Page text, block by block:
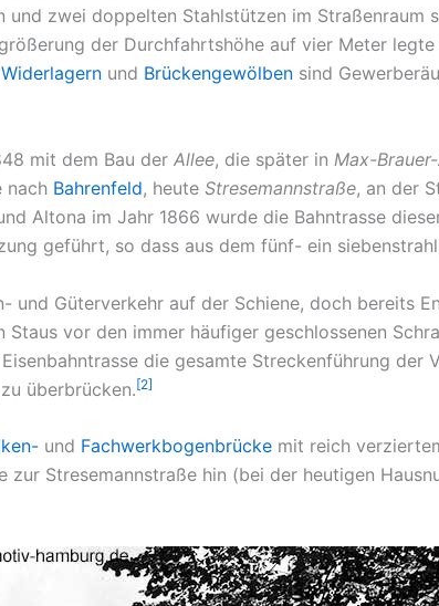
zwei doppelten Stahlstützen im Straßenraum
der Durchfahrtshöhe auf vier Meter
Widerlagern und Brückengewölben sind
mit dem Bau der Allee, die später in Max-
nach Bahrenfeld, heute Stresemannstraße, an der
Altona im Jahr 1866 wurde die Bahntrasse
geführt, so dass aus dem fünf- ein
und Güterverkehr auf der Schiene, doch bereits
vor den immer häufiger geschlossenen
die gesamte Streckenführung der
überbrücken.[2]
und Fachwerkbogenbrücke mit reich
Stresemannstraße hin (bei der heutigen